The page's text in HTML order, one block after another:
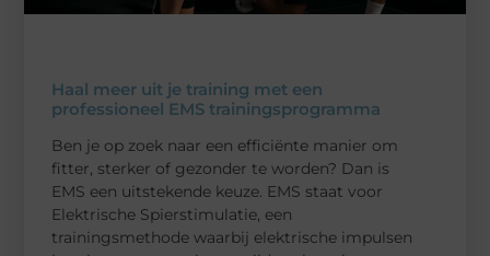
Haal meer uit je training met een
professioneel EMS trainingsprogramma
Ben je op zoek naar een efficiënte manier om
fitter, sterker of gezonder te worden? Dan is
EMS een uitstekende keuze. EMS staat voor
Elektrische Spierstimulatie, een
trainingsmethode waarbij elektrische impulsen